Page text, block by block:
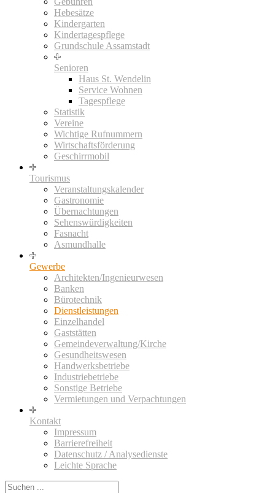
Hebesätze
Kindergarten
Kindertagespflege
Grundschule Assamstadt
Senioren
Haus St. Wendelin
Service Wohnen
Tagespflege
Statistik
Vereine
Wichtige Rufnummern
Wirtschaftsförderung
Geschirrmobil
Tourismus
Veranstaltungskalender
Gastronomie
Übernachtungen
Sehenswürdigkeiten
Fasnacht
Asmundhalle
Gewerbe
Architekten/Ingenieurwesen
Banken
Bürotechnik
Dienstleistungen
Einzelhandel
Gaststätten
Gemeindeverwaltung/Kirche
Gesundheitswesen
Handwerksbetriebe
Industriebetriebe
Sonstige Betriebe
Vermietungen und Verpachtungen
Kontakt
Impressum
Barrierefreiheit
Datenschutz / Analysedienste
Leichte Sprache